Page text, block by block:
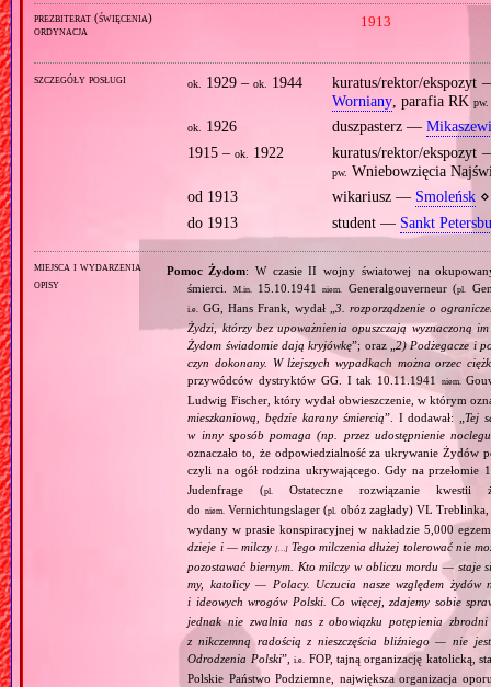
prezbiterat (święcenia)
ordynacja
1913
szczegóły posługi ok. 1929 –ok. 1944
kuratus/rektor/
Worniany, parafia RK pw.
ok. 1926 duszpasterz —
1915 –ok. 1922 kuratus/rektor/
pw. Wniebowzięcia
od 1913
wikariusz — Smoleńsk⋄
do 1913
student — Sankt
miejsca i wydarzenia
opisy
Pomoc Żydom: W czasie II wojny światowej na
śmierci.
M.in. 15.10.1941niem. Generalgouverneur (pl.
i.e. GG, Hans Frank, wydał „3. rozporządzenie o
Żydzi, którzy bez upoważnienia opuszczają wyznaczoną
Żydom świadomie dają kryjówkę”; oraz „2) Podżegacze i
czyn dokonany. W lżejszych wypadkach można orzec
przywódców dystryktów GG. I tak 10.11.1941
niem.
Ludwig Fischer, który wydał obwieszczenie, w którym
mieszkaniową, będzie karany śmiercią”. I dodawał: „Tej
w inny sposób pomaga (np. przez udostępnienie
oznaczało to, że odpowiedzialność za ukrywanie Żydów
czyli na ogół rodzina ukrywającego. Gdy na
Judenfrage (pl.
Ostateczne rozwiązanie
do niem. Vernichtungslager (pl. obóz zagłady) VL
wydany w prasie konspiracyjnej w nakładzie 5,000
dzieje i — milczy […]Tego milczenia dłużej tolerować nie
pozostawać biernym. Kto milczy w obliczu mordu — staje
my, katolicy — Polacy. Uczucia nasze względem żydów
i ideowych wrogów Polski. Co więcej, zdajemy sobie
jednak nie zwalnia nas z obowiązku potępienia
z nikczemną radością z nieszczęścia bliźniego — nie
Odrodzenia Polski”,i.e. FOP, tajną organizację katolicką,
Polskie Państwo Podziemne, największa organizacja